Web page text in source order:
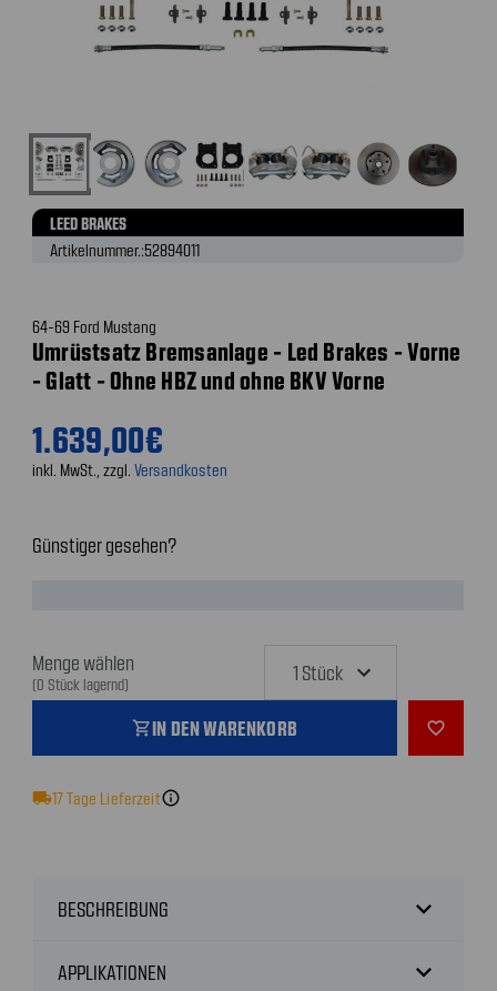
LEED BRAKES
Artikelnummer.:52894011
64-69 Ford Mustang
Umrüstsatz Bremsanlage - Led Brakes - Vorne
- Glatt - Ohne HBZ und ohne BKV Vorne
1.639,00€
inkl. MwSt., zzgl. Versandkosten
Günstiger gesehen?
Menge wählen
(0 Stück lagernd)
shopping_cartIN DEN WARENKORB favorite_outline
local_shipping17Tage Lieferzeitinfo
BESCHREIBUNG expand_more
APPLIKATIONEN expand_more